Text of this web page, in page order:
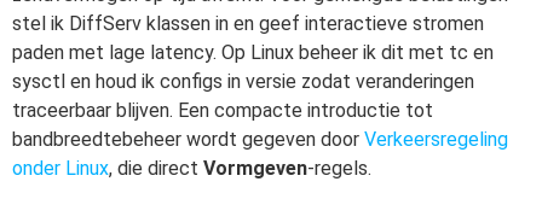
stel ik DiffServ klassen in en geef interactieve stromen
paden met lage latency. Op Linux beheer ik dit met tc en
sysctl en houd ik configs in versie zodat veranderingen
traceerbaar blijven. Een compacte introductie tot
bandbreedtebeheer wordt gegeven door Verkeersregeling
onder Linux, die direct Vormgeven-regels.